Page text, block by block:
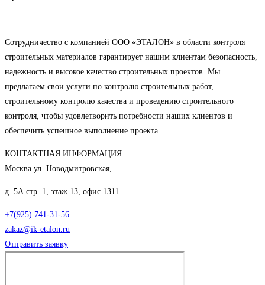
Сотрудничество с компанией ООО «ЭТАЛОН» в области контроля
строительных материалов гарантирует нашим клиентам безопасность,
надежность и высокое качество строительных проектов. Мы
предлагаем свои услуги по контролю строительных работ,
строительному контролю качества и проведению строительного
контроля, чтобы удовлетворить потребности наших клиентов и
обеспечить успешное выполнение проекта.
КОНТАКТНАЯ ИНФОРМАЦИЯ
Москва ул. Новодмитровская,
д. 5А стр. 1, этаж 13, офис 1311
+7(925) 741-31-56
zakaz@ik-etalon.ru
Отправить заявку